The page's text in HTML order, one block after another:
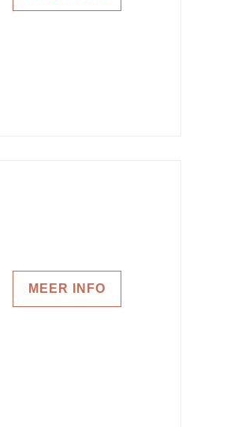
MEER INFO